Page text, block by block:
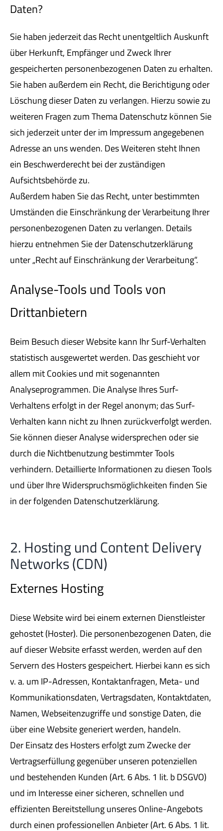
Daten?
Sie haben jederzeit das Recht unentgeltlich Auskunft
über Herkunft, Empfänger und Zweck Ihrer
gespeicherten personenbezogenen Daten zu erhalten.
Sie haben außerdem ein Recht, die Berichtigung oder
Löschung dieser Daten zu verlangen. Hierzu sowie zu
weiteren Fragen zum Thema Datenschutz können Sie
sich jederzeit unter der im Impressum angegebenen
Adresse an uns wenden. Des Weiteren steht Ihnen
ein Beschwerderecht bei der zuständigen
Aufsichtsbehörde zu.
Außerdem haben Sie das Recht, unter bestimmten
Umständen die Einschränkung der Verarbeitung Ihrer
personenbezogenen Daten zu verlangen. Details
hierzu entnehmen Sie der Datenschutzerklärung
unter „Recht auf Einschränkung der Verarbeitung“.
Analyse-Tools und Tools von
Drittanbietern
Beim Besuch dieser Website kann Ihr Surf-Verhalten
statistisch ausgewertet werden. Das geschieht vor
allem mit Cookies und mit sogenannten
Analyseprogrammen. Die Analyse Ihres Surf-
Verhaltens erfolgt in der Regel anonym; das Surf-
Verhalten kann nicht zu Ihnen zurückverfolgt werden.
Sie können dieser Analyse widersprechen oder sie
durch die Nichtbenutzung bestimmter Tools
verhindern. Detaillierte Informationen zu diesen Tools
und über Ihre Widerspruchsmöglichkeiten finden Sie
in der folgenden Datenschutzerklärung.
2. Hosting und Content Delivery
Networks (CDN)
Externes Hosting
Diese Website wird bei einem externen Dienstleister
gehostet (Hoster). Die personenbezogenen Daten, die
auf dieser Website erfasst werden, werden auf den
Servern des Hosters gespeichert. Hierbei kann es sich
v. a. um IP-Adressen, Kontaktanfragen, Meta- und
Kommunikationsdaten, Vertragsdaten, Kontaktdaten,
Namen, Webseitenzugriffe und sonstige Daten, die
über eine Website generiert werden, handeln.
Der Einsatz des Hosters erfolgt zum Zwecke der
Vertragserfüllung gegenüber unseren potenziellen
und bestehenden Kunden (Art. 6 Abs. 1 lit. b DSGVO)
und im Interesse einer sicheren, schnellen und
effizienten Bereitstellung unseres Online-Angebots
durch einen professionellen Anbieter (Art. 6 Abs. 1 lit.